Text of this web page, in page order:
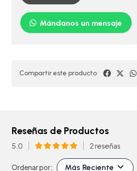
Mándanos un mensaje
Compartir este producto
Reseñas de Productos
5.0 2 reseñas
Ordenar por: Más Reciente